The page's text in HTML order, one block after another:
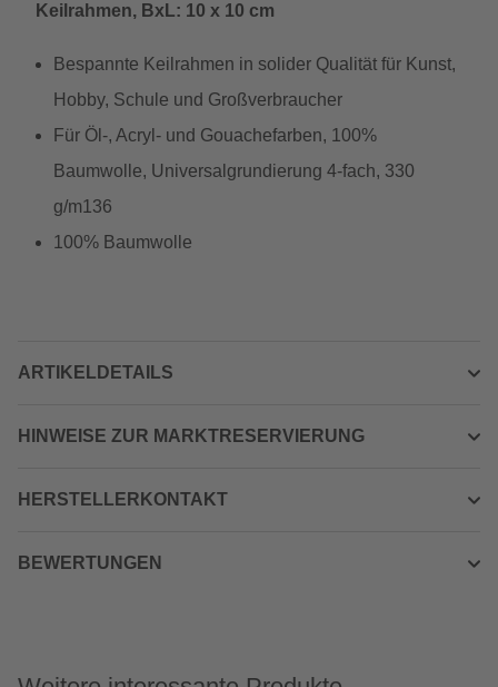
Keilrahmen, BxL: 10 x 10 cm
Bespannte Keilrahmen in solider Qualität für Kunst,
Hobby, Schule und Großverbraucher
Für Öl-, Acryl- und Gouachefarben, 100%
Baumwolle, Universalgrundierung 4-fach, 330
g/m136
100% Baumwolle
ARTIKELDETAILS
HINWEISE ZUR MARKTRESERVIERUNG
HERSTELLERKONTAKT
BEWERTUNGEN